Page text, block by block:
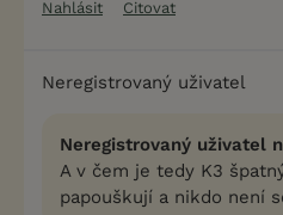
Nahlásit
Citovat
Neregistrovaný uživatel
Neregistrovaný uživatel
A v čem je tedy K3
papouškují a nikdo není